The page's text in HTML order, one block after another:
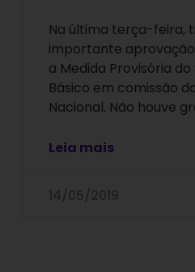
Na última terça-feira,
importante
a Medida Provisória
Básico em comissão
Nacional. Não houve
Leia mais